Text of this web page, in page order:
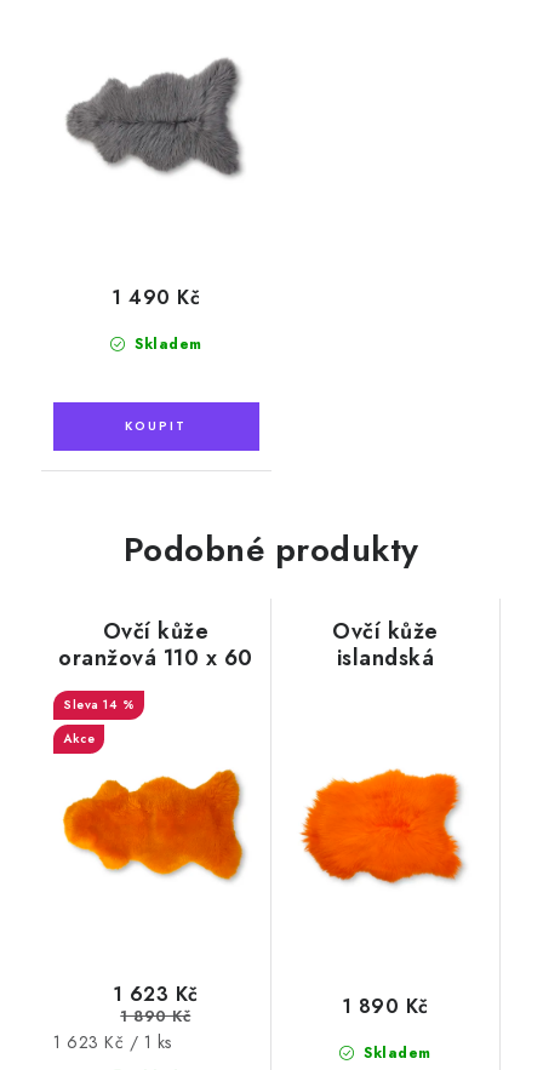
Skladem
1 490 Kč
Podobné produkty
Ovčí kůže
oranžová 110 x 60
cm
14 %
Akce
1 623 Kč
1 890 Kč
Měrná
1 623 Kč / 1 ks
Ovčí kůže
islandská
Skladem
1 890 Kč